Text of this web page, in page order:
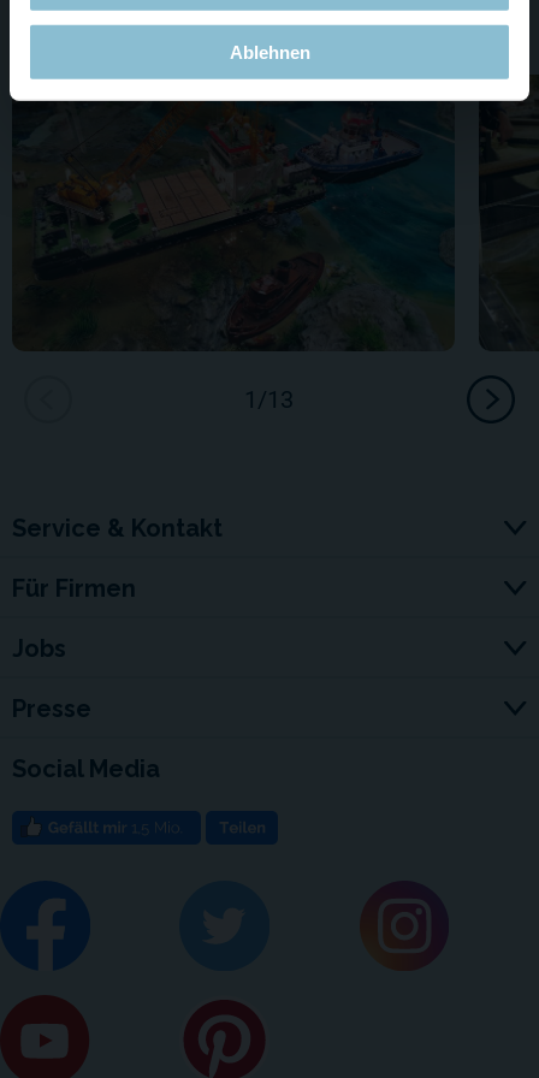
Ablehnen
Service & Kontakt
Für Firmen
Jobs
Presse
Social Media